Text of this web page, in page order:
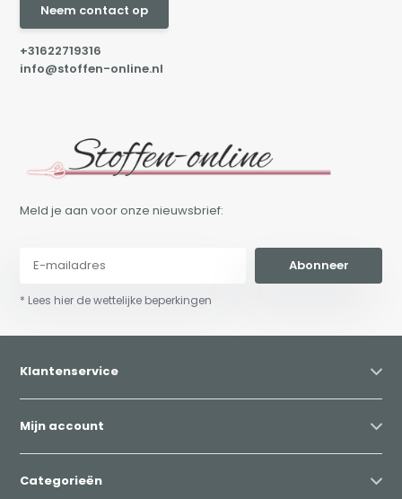
Neem contact op
+31622719316
info@stoffen-online.nl
Meld je aan voor onze nieuwsbrief:
Abonneer
* Lees hier de wettelijke beperkingen
Klantenservice
Mijn account
Categorieën